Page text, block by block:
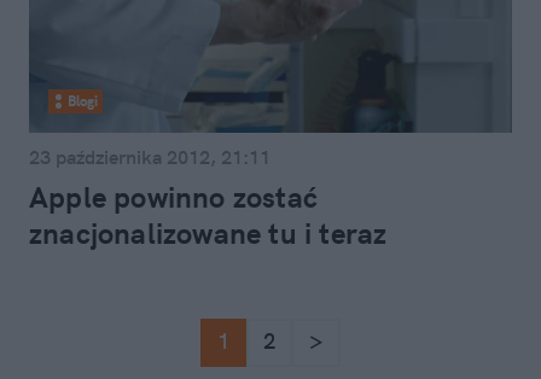
Blogi
23 października 2012, 21:11
Apple powinno zostać
znacjonalizowane tu i teraz
1 2 >